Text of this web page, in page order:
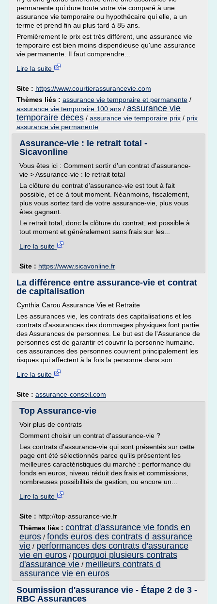
permanente qui dure toute votre vie comparé à une
assurance vie temporaire ou hypothécaire qui elle, a un
terme et prend fin au plus tard à 85 ans.
Premièrement le prix est très différent, une assurance vie
temporaire est bien moins dispendieuse qu'une assurance
vie permanente. Il faut comprendre...
Lire la suite
Site : https://www.courtierassurancevie.com
Thèmes liés : assurance vie temporaire et permanente /
assurance vie temporaire 100 ans / assurance vie
temporaire deces / assurance vie temporaire prix / prix
assurance vie permanente
Assurance-vie : le retrait total -
Sicavonline
Vous êtes ici : Comment sortir d'un contrat d'assurance-
vie > Assurance-vie : le retrait total
La clôture du contrat d'assurance-vie est tout à fait
possible, et ce à tout moment. Néanmoins, fiscalement,
plus vous sortez tard de votre assurance-vie, plus vous
êtes gagnant.
Le retrait total, donc la clôture du contrat, est possible à
tout moment et généralement sans frais sur les...
Lire la suite
Site : https://www.sicavonline.fr
La différence entre assurance-vie et contrat
de capitalisation
Cynthia Carou Assurance Vie et Retraite
Les assurances vie, les contrats des capitalisations et les
contrats d'assurances des dommages physiques font partie
des Assurances de personnes. Le but est de l'Assurance de
personnes est de garantir et couvrir la personne humaine.
ces assurances des personnes couvrent principalement les
risques qui affectent à la fois la personne dans son...
Lire la suite
Site : assurance-conseil.com
Top Assurance-vie
Voir plus de contrats
Comment choisir un contrat d'assurance-vie ?
Les contrats d'assurance-vie qui sont présentés sur cette
page ont été sélectionnés parce qu'ils présentent les
meilleures caractéristiques du marché : performance du
fonds en euros, niveau réduit des frais et commissions,
nombreuses possibilités de gestion, ou encore un...
Lire la suite
Site : http://top-assurance-vie.fr
Thèmes liés : contrat d'assurance vie fonds en
euros / fonds euros des contrats d assurance
vie / performances des contrats d'assurance
vie en euros / pourquoi plusieurs contrats
d'assurance vie / meilleurs contrats d
assurance vie en euros
Soumission d'assurance vie - Étape 2 de 3 -
RBC Assurances